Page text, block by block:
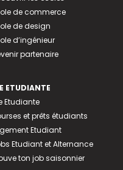
de commerce
de design
d’ingénieur
partenaire
ETUDIANTE
Etudiante
et prêts étudiants
Etudiant
Etudiant et Alternance
ton job saisonnier